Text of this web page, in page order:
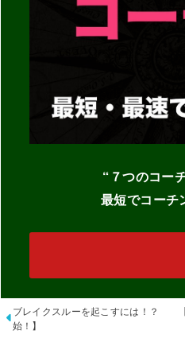
“７つのコー
最短でコーチ
ブレイクスルーを起こすには！？
始！】